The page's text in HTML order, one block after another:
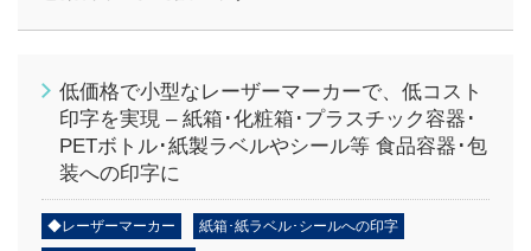
低価格で小型なレーザーマーカーで、低コスト
印字を実現 – 紙箱･化粧箱･プラスチック容器･
PETボトル･紙製ラベルやシール等 食品容器･包
装への印字に
◆レーザーマーカー 紙箱･紙ラベル･シールへの印字